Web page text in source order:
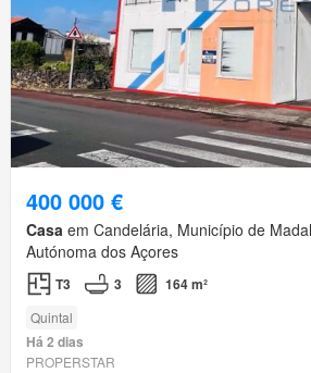
400 000 €
Casa em Candelária, Município de
Autónoma dos Açores
T3 3 164 m²
Quintal
Há 2 dias
PROPERSTAR